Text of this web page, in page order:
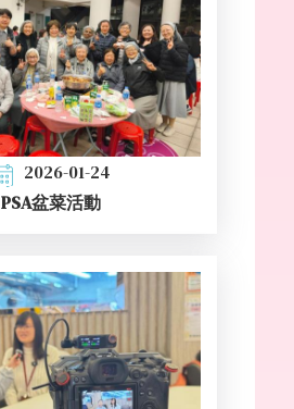
2026-01-24
PSA盆菜活動